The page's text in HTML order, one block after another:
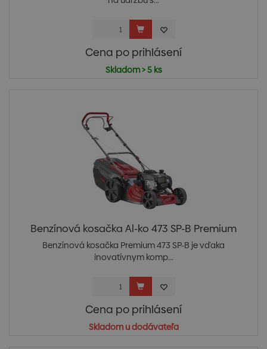
Cena po prihlásení
Skladom > 5 ks
Benzínová kosačka Al-ko 473 SP-B Premium
Benzínová kosačka Premium 473 SP-B je vďaka
inovatívnym komp...
Cena po prihlásení
Skladom u dodávateľa